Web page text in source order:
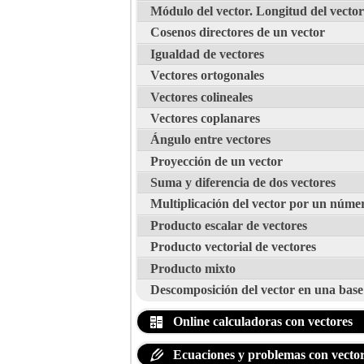
Módulo del vector. Longitud del vector
Cosenos directores de un vector
Igualdad de vectores
Vectores ortogonales
Vectores colineales
Vectores coplanares
Ángulo entre vectores
Proyección de un vector
Suma y diferencia de dos vectores
Multiplicación del vector por un
Producto escalar de vectores
Producto vectorial de vectores
Producto mixto
Descomposición del vector en una base
Online calculadoras con vectores
Ecuaciones y problemas con